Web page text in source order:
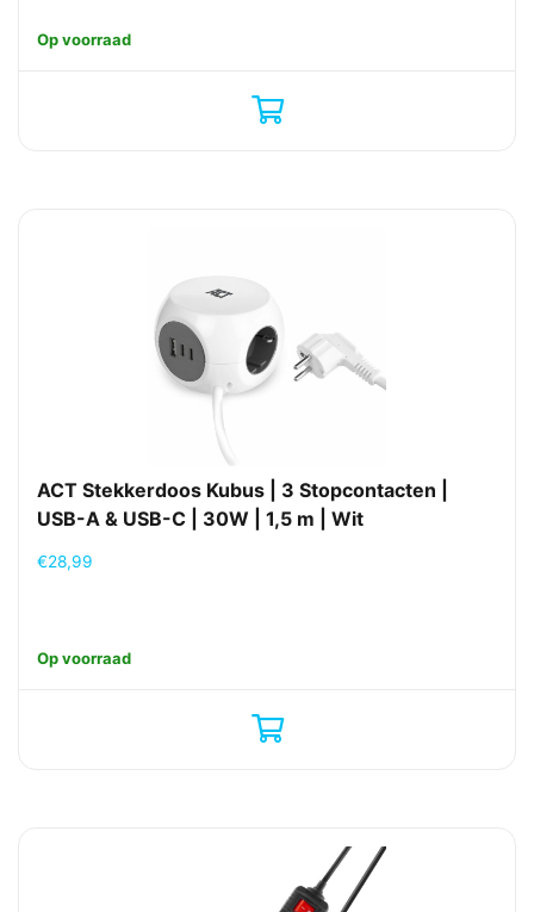
Op voorraad
ACT Stekkerdoos Kubus | 3 Stopcontacten |
USB-A & USB-C | 30W | 1,5 m | Wit
€28,99
Op voorraad